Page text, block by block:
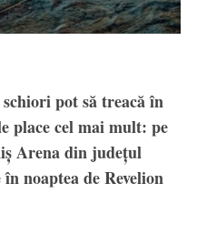
pot să treacă în
place cel mai mult: pe
Arena din județul
noaptea de Revelion